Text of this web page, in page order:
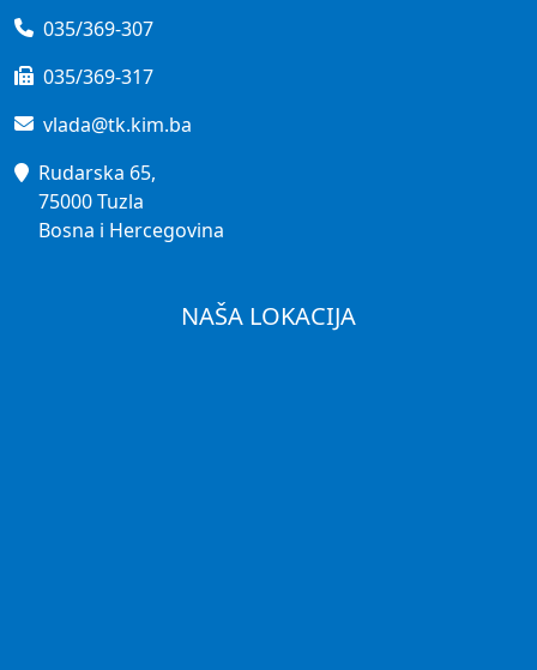
035/369-307
035/369-317
vlada@tk.kim.ba
Rudarska 65,
75000 Tuzla
Bosna i Hercegovina
NAŠA LOKACIJA